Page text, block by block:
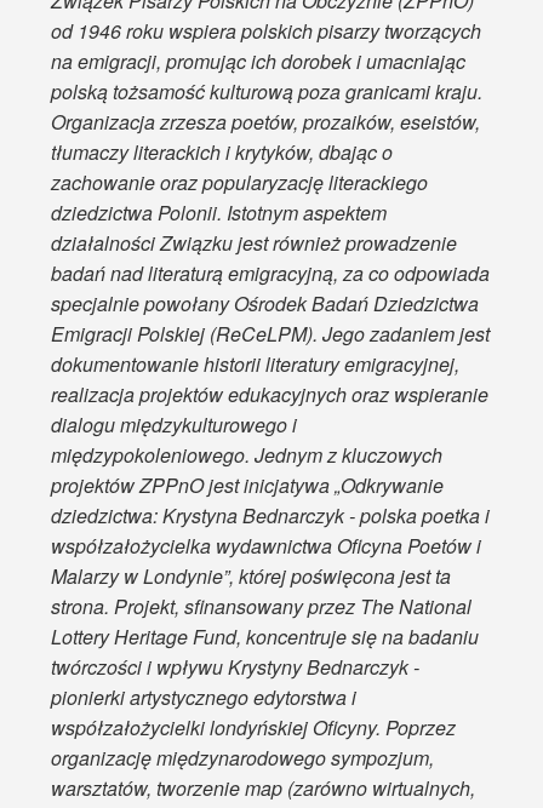
od 1946 roku wspiera polskich pisarzy tworzących
na emigracji, promując ich dorobek i umacniając
polską tożsamość kulturową poza granicami kraju.
Organizacja zrzesza poetów, prozaików, eseistów,
tłumaczy literackich i krytyków, dbając o
zachowanie oraz popularyzację literackiego
dziedzictwa Polonii. Istotnym aspektem
działalności Związku jest również prowadzenie
badań nad literaturą emigracyjną, za co odpowiada
specjalnie powołany Ośrodek Badań Dziedzictwa
Emigracji Polskiej (ReCeLPM). Jego zadaniem jest
dokumentowanie historii literatury emigracyjnej,
realizacja projektów edukacyjnych oraz wspieranie
dialogu międzykulturowego i
międzypokoleniowego. Jednym z kluczowych
projektów ZPPnO jest inicjatywa „Odkrywanie
dziedzictwa: Krystyna Bednarczyk - polska poetka i
współzałożycielka wydawnictwa Oficyna Poetów i
Malarzy w Londynie”, której poświęcona jest ta
strona. Projekt, sfinansowany przez The National
Lottery Heritage Fund, koncentruje się na badaniu
twórczości i wpływu Krystyny Bednarczyk -
pionierki artystycznego edytorstwa i
współzałożycielki londyńskiej Oficyny. Poprzez
organizację międzynarodowego sympozjum,
warsztatów, tworzenie map (zarówno wirtualnych,